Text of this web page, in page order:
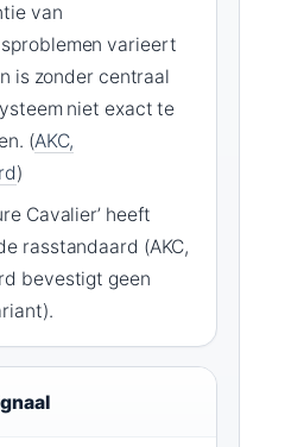
van
varieert
is zonder centraal
niet exact te
(AKC,
)
Cavalier’ heeft
rasstandaard (AKC,
bevestigt geen